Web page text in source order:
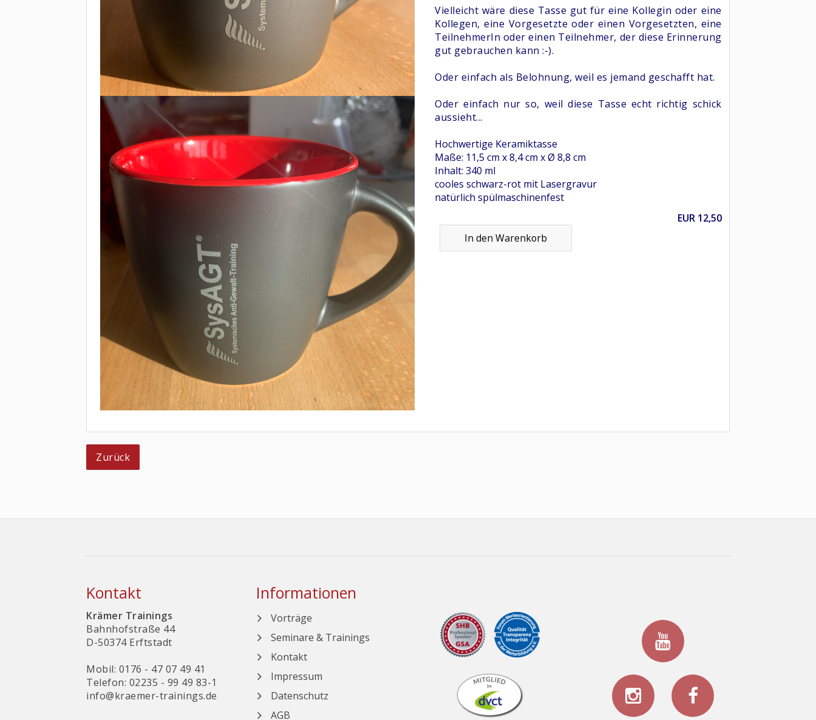
Vielleicht wäre diese Tasse gut für eine Kollegin oder eine
Kollegen, eine Vorgesetzte oder einen Vorgesetzten, eine
TeilnehmerIn oder einen Teilnehmer, der diese Erinnerung
gut gebrauchen kann :-).
Oder einfach als Belohnung, weil es jemand geschafft hat.
Oder einfach nur so, weil diese Tasse echt richtig schick
aussieht...
Hochwertige Keramiktasse
Maße: 11,5 cm x 8,4 cm x Ø 8,8 cm
Inhalt: 340 ml
cooles schwarz-rot mit Lasergravur
natürlich spülmaschinenfest
EUR12,50
Zurück
Kontakt
Krämer Trainings
Bahnhofstraße 44
D-50374 Erftstadt
Mobil: 0176 - 47 07 49 41
Telefon: 02235 - 99 49 83-1
info@kraemer-trainings.de
Informationen
Vorträge
Seminare & Trainings
Kontakt
Impressum
Datenschutz
AGB